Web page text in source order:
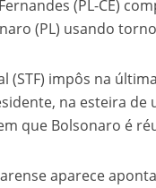
(PL-CE)
(PL) usando
(STF) impôs na
na esteira
que Bolsonaro é
aparece